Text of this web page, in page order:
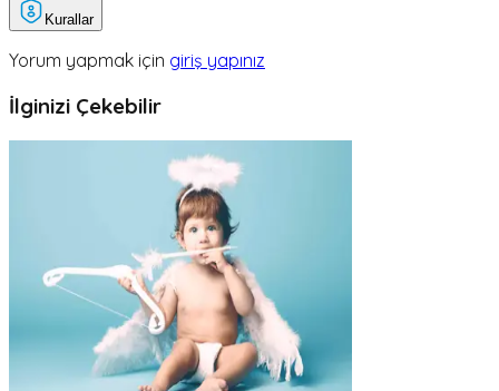
Kurallar
Yorum yapmak için giriş yapınız
İlginizi Çekebilir